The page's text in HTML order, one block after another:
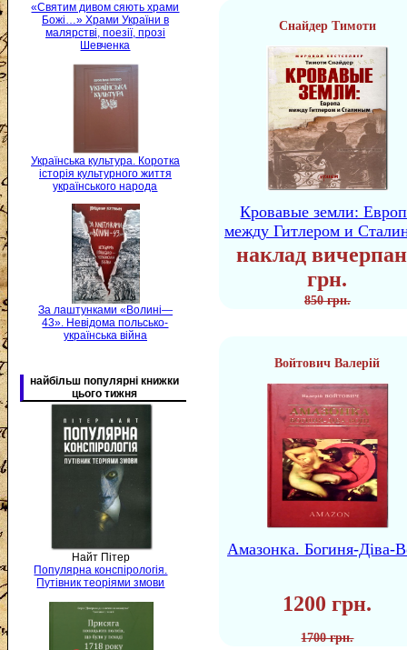
«Святим дивом сяють храми
Божі…» Храми України в
малярстві, поезії, прозі
Шевченка
Українська культура. Коротка
історія культурного життя
українського народа
За лаштунками «Волині—
43». Невідома польсько-
українська війна
найбільш популярні книжки
цього тижня
Найт Пітер
Популярна конспірологія.
Путівник теоріями змови
Снайдер Тимоти
Кровавые земли:
между Гитлером и
наклад
грн.
850 грн.
Войтович Валерій
Амазонка. Богиня-Діва-
1200 грн.
1700 грн.